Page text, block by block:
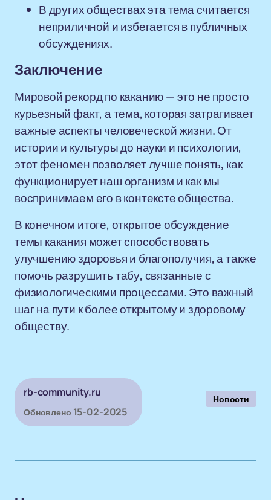
В других обществах эта тема считается
неприличной и избегается в публичных
обсуждениях.
Заключение
Мировой рекорд по каканию — это не просто
курьезный факт, а тема, которая затрагивает
важные аспекты человеческой жизни. От
истории и культуры до науки и психологии,
этот феномен позволяет лучше понять, как
функционирует наш организм и как мы
воспринимаем его в контексте общества.
В конечном итоге, открытое обсуждение
темы какания может способствовать
улучшению здоровья и благополучия, а также
помочь разрушить табу, связанные с
физиологическими процессами. Это важный
шаг на пути к более открытому и здоровому
обществу.
rb-community.ru
Обновлено 15-02-2025
Новости